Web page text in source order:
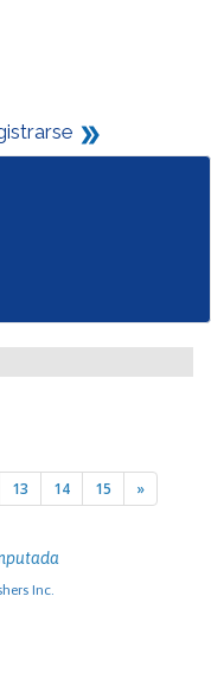
13 14 15 »
Inc.